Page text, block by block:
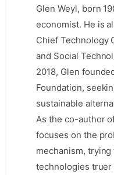
Glen Weyl, born
economist. He is
Chief Technology
and Social
2018, Glen
Foundation,
sustainable
As the co-author of
focuses on the
mechanism,
technologies